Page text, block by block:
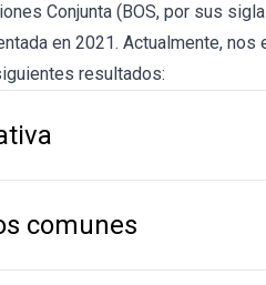
Conjunta (BOS, por sus
en 2021. Actualmente,
resultados:
comunes